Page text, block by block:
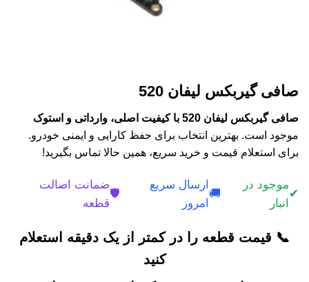
صافی گیربکس لیفان 520
صافی گیربکس لیفان 520 با کیفیت اصلی، وارداتی و استوک
موجود است. بهترین انتخاب برای حفظ کارایی و ایمنی خودرو.
برای استعلام قیمت و خرید سریع، همین حالا تماس بگیرید!
✔
موجود در
انبار
🚚
ارسال سریع
امروز
🛡️
ضمانت اصالت
قطعه
📞 قیمت قطعه را در کمتر از یک دقیقه استعلام
کنید